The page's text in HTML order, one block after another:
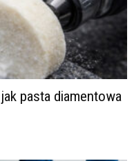
pasta diamentowa